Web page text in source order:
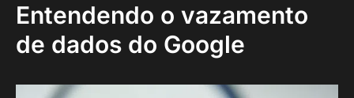
Entendendo o vazamento
de dados do Google